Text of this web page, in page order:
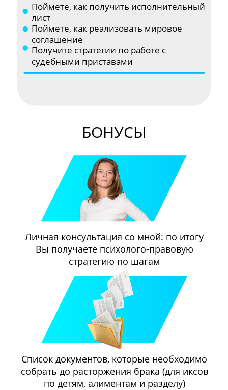
Поймете, как получить исполнительный
лист
Поймете, как реализовать мировое
соглашение
Получите стратегии по работе с
судебными приставами
БОНУСЫ
Личная консультация со мной: по итогу
Вы получаете психолого-правовую
стратегию по шагам
Список документов, которые необходимо
собрать до расторжения брака (для иксов
по детям, алиментам и разделу)